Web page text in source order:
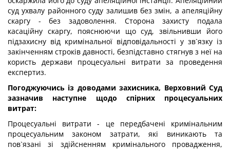
суд ухвалу районного суду залишив без змін, а апеляційну
скаргу - без задоволення. Сторона захисту подала
касаційну скаргу, пояснюючи що суд, звільнивши його
підзахисну від кримінальної відповідальності у зв`язку із
закінченням строків давності, безпідставно стягнув з неї на
користь держави процесуальні витрати за проведення
експертиз.
Погоджуючись із доводами захисника, Верховний Суд
зазначив наступне щодо спірних процесуальних
витрат:
Процесуальні витрати - це передбачені кримінальним
процесуальним законом затрати, які виникають та
пов`язані зі здійсненням кримінального провадження,